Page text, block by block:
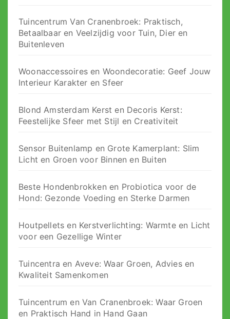
Tuincentrum Van Cranenbroek: Praktisch,
Betaalbaar en Veelzijdig voor Tuin, Dier en
Buitenleven
Woonaccessoires en Woondecoratie: Geef Jouw
Interieur Karakter en Sfeer
Blond Amsterdam Kerst en Decoris Kerst:
Feestelijke Sfeer met Stijl en Creativiteit
Sensor Buitenlamp en Grote Kamerplant: Slim
Licht en Groen voor Binnen en Buiten
Beste Hondenbrokken en Probiotica voor de
Hond: Gezonde Voeding en Sterke Darmen
Houtpellets en Kerstverlichting: Warmte en Licht
voor een Gezellige Winter
Tuincentra en Aveve: Waar Groen, Advies en
Kwaliteit Samenkomen
Tuincentrum en Van Cranenbroek: Waar Groen
en Praktisch Hand in Hand Gaan